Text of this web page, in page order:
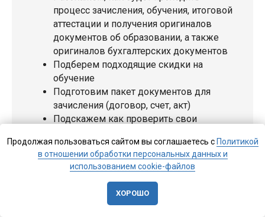
процесс зачисления, обучения, итоговой
аттестации и получения оригиналов
документов об образовании, а также
оригиналов бухгалтерских документов
Подберем подходящие скидки на
обучение
Подготовим пакет документов для
зачисления (договор, счет, акт)
Подскажем как проверить свои
Федеральных информационных
системах (ФИС ФРДО и Реестр ЕИСОТ
Министерства Труда)
Ответим на любые другие вопросы
Продолжая пользоваться сайтом вы соглашаетесь с Политикой
в отношении обработки персональных данных и
использованием cookie-файлов
ХОРОШО